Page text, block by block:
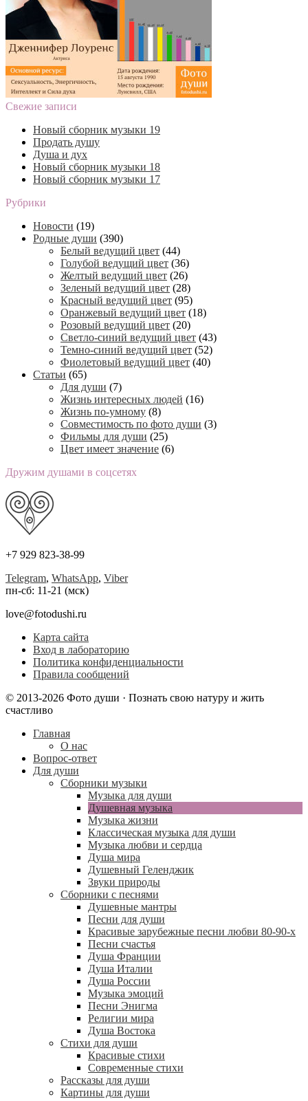
Свежие записи
Новый сборник музыки 19
Продать душу
Душа и дух
Новый сборник музыки 18
Новый сборник музыки 17
Рубрики
Новости (19)
Родные души (390)
Белый ведущий цвет (44)
Голубой ведущий цвет (36)
Желтый ведущий цвет (26)
Зеленый ведущий цвет (28)
Красный ведущий цвет (95)
Оранжевый ведущий цвет (18)
Розовый ведущий цвет (20)
Светло-синий ведущий цвет (43)
Темно-синий ведущий цвет (52)
Фиолетовый ведущий цвет (40)
Статьи (65)
Для души (7)
Жизнь интересных людей (16)
Жизнь по-умному (8)
Совместимость по фото души (3)
Фильмы для души (25)
Цвет имеет значение (6)
Дружим душами в соцсетях
+7 929 823-38-99
Telegram, WhatsApp, Viber
пн-сб: 11-21 (мск)
love@fotodushi.ru
Карта сайта
Вход в лабораторию
Политика конфиденциальности
Правила сообщений
© 2013-2026 Фото души · Познать свою натуру и жить
счастливо
Главная
О нас
Вопрос-ответ
Для души
Сборники музыки
Музыка для души
Душевная музыка
Музыка жизни
Классическая музыка для души
Музыка любви и сердца
Душа мира
Душевный Геленджик
Звуки природы
Сборники с песнями
Душевные мантры
Песни для души
Красивые зарубежные песни любви 80-90-х
Песни счастья
Душа Франции
Душа Италии
Душа России
Музыка эмоций
Песни Энигма
Религии мира
Душа Востока
Стихи для души
Красивые стихи
Современные стихи
Рассказы для души
Картины для души